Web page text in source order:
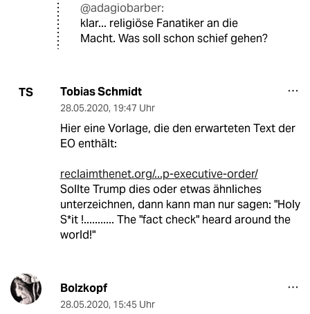
@adagiobarber:
klar... religiöse Fanatiker an die
Macht. Was soll schon schief gehen?
TS Tobias Schmidt
28.05.2020, 19:47 Uhr
Hier eine Vorlage, die den erwarteten Text der
EO enthält:
reclaimthenet.org/...p-executive-order/
Sollte Trump dies oder etwas ähnliches
unterzeichnen, dann kann man nur sagen: "Holy
S*it !........... The "fact check" heard around the
world!"
Bolzkopf
28.05.2020, 15:45 Uhr